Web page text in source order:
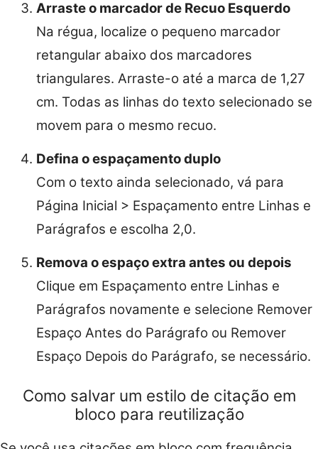
Arraste o marcador de Recuo Esquerdo
Na régua, localize o pequeno marcador
retangular abaixo dos marcadores
triangulares. Arraste-o até a marca de 1,27
cm. Todas as linhas do texto selecionado se
movem para o mesmo recuo.
Defina o espaçamento duplo
Com o texto ainda selecionado, vá para
Página Inicial > Espaçamento entre Linhas e
Parágrafos e escolha 2,0.
Remova o espaço extra antes ou depois
Clique em Espaçamento entre Linhas e
Parágrafos novamente e selecione Remover
Espaço Antes do Parágrafo ou Remover
Espaço Depois do Parágrafo, se necessário.
Como salvar um estilo de citação em
bloco para reutilização